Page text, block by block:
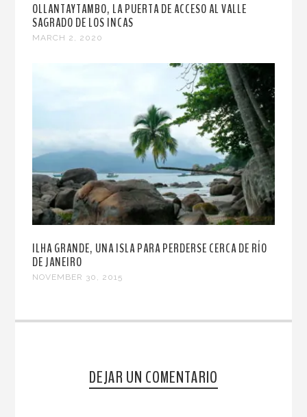
OLLANTAYTAMBO, LA PUERTA DE ACCESO AL VALLE
SAGRADO DE LOS INCAS
MARCH 2, 2020
ILHA GRANDE, UNA ISLA PARA PERDERSE CERCA DE RÍO
DE JANEIRO
NOVEMBER 30, 2015
DEJAR UN COMENTARIO